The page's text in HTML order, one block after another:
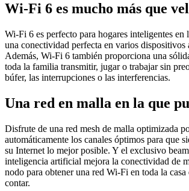
Wi-Fi 6 es mucho más que
Wi-Fi 6 es perfecto para hogares inteligentes en
una conectividad perfecta en varios dispositivos
Además, Wi-Fi 6 también proporciona una
toda la familia transmitir, jugar o trabajar sin
búfer, las interrupciones o las interferencias.
Una red en malla en la que
Disfrute de una red mesh de malla optimizada
automáticamente los canales óptimos para que
su Internet lo mejor posible. Y el exclusivo
inteligencia artificial mejora la conectividad de
nodo para obtener una red Wi-Fi en toda la
contar.